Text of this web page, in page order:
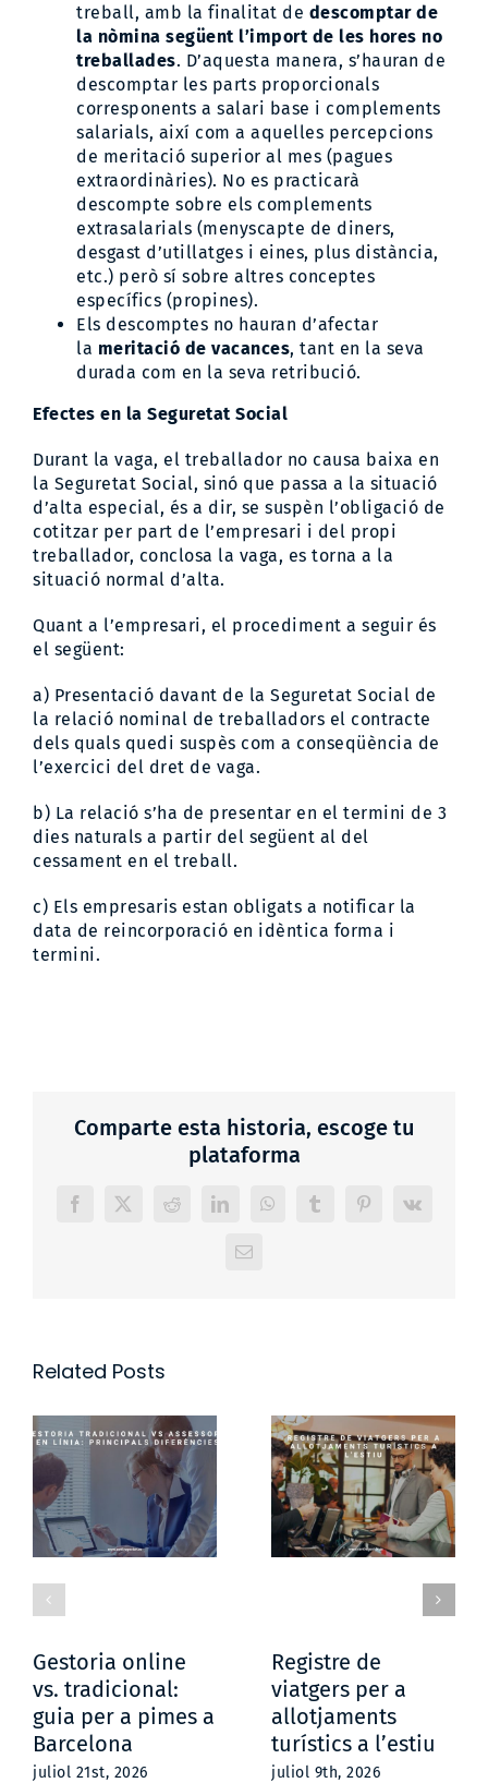
treball, amb la finalitat de descomptar de
la nòmina següent l’import de les hores no
treballades. D’aquesta manera, s’hauran de
descomptar les parts proporcionals
corresponents a salari base i complements
salarials, així com a aquelles percepcions
de meritació superior al mes (pagues
extraordinàries). No es practicarà
descompte sobre els complements
extrasalarials (menyscapte de diners,
desgast d’utillatges i eines, plus distància,
etc.) però sí sobre altres conceptes
específics (propines).
Els descomptes no hauran d’afectar
la meritació de vacances, tant en la seva
durada com en la seva retribució.
Efectes en la Seguretat Social
Durant la vaga, el treballador no causa baixa en
la Seguretat Social, sinó que passa a la situació
d’alta especial, és a dir, se suspèn l’obligació de
cotitzar per part de l’empresari i del propi
treballador, conclosa la vaga, es torna a la
situació normal d’alta.
Quant a l’empresari, el procediment a seguir és
el següent:
a) Presentació davant de la Seguretat Social de
la relació nominal de treballadors el contracte
dels quals quedi suspès com a conseqüència de
l’exercici del dret de vaga.
b) La relació s’ha de presentar en el termini de 3
dies naturals a partir del següent al del
cessament en el treball.
c) Els empresaris estan obligats a notificar la
data de reincorporació en idèntica forma i
termini.
Comparte esta historia, escoge tu
plataforma
Facebook
X RedditLinkedInWhatsAppTumblrPinterest
Vk
Email
Related Posts
Gestoria online
vs. tradicional:
guia per a pimes a
Barcelona
juliol 21st, 2026
Registre de
viatgers per a
allotjaments
turístics a l’estiu
juliol 9th, 2026